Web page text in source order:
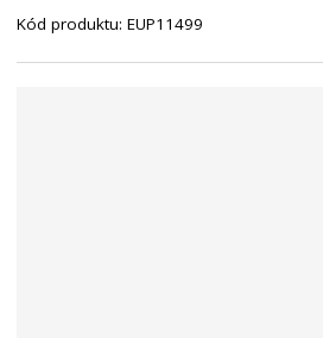
t
Kód produktu:EUP11499